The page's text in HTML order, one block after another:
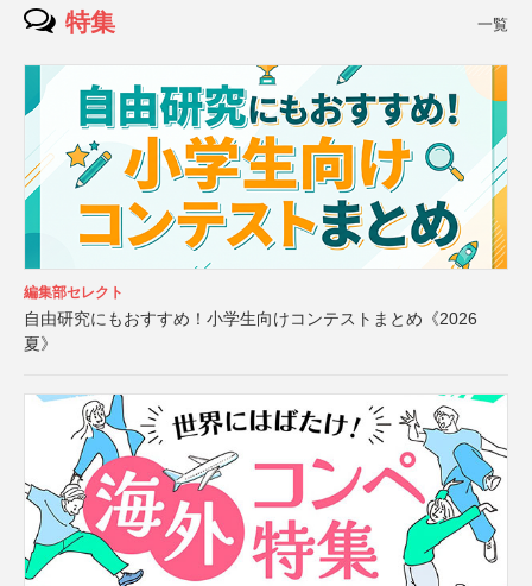
特集 一覧
編集部セレクト
自由研究にもおすすめ！小学生向けコンテストまとめ《2026
夏》